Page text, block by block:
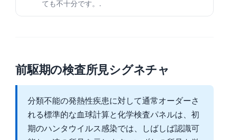
ても不十分です。.
前駆期の検査所見シグネチャ
分類不能の発熱性疾患に対して通常オーダーさ
れる標準的な血球計算と化学検査パネルは、初
期のハンタウイルス感染では、しばしば認識可